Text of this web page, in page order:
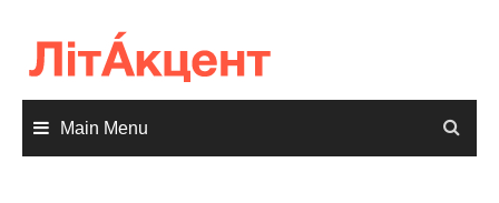
content
Main Menu